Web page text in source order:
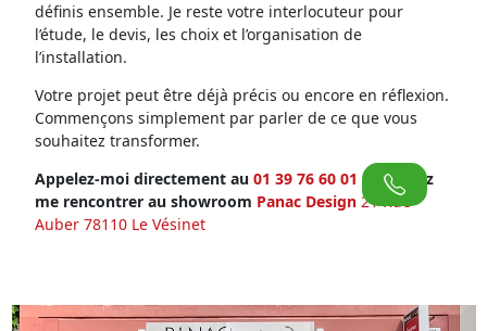
définis ensemble. Je reste votre interlocuteur pour
l’étude, le devis, les choix et l’organisation de
l’installation.
Votre projet peut être déjà précis ou encore en réflexion.
Commençons simplement par parler de ce que vous
souhaitez transformer.
Appelez-moi directement au 01 39 76 60 01 ou venez
me rencontrer au showroom Panac Design 21 Rue
Auber 78110 Le Vésinet